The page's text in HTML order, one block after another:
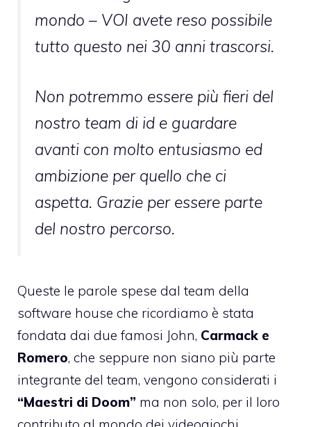
mondo – VOI avete reso possibile
tutto questo nei 30 anni trascorsi.
Non potremmo essere più fieri del
nostro team di id e guardare
avanti con molto entusiasmo ed
ambizione per quello che ci
aspetta. Grazie per essere parte
del nostro percorso.
Queste le parole spese dal team della
software house che ricordiamo è stata
fondata dai due famosi John, Carmack e
Romero, che seppure non siano più parte
integrante del team, vengono considerati i
“Maestri di Doom” ma non solo, per il loro